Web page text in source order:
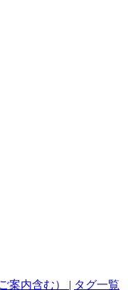
案内含む） | タグ一覧